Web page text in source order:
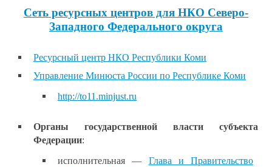
Сеть ресурсных центров для НКО Северо-
Западного Федерального округа
Ресурсный центр НКО Республики Коми
Управление Минюста России по Республике Коми
http://to11.minjust.ru
Органы государственной власти субъекта
Федерации:
исполнительная — Глава и Правительство